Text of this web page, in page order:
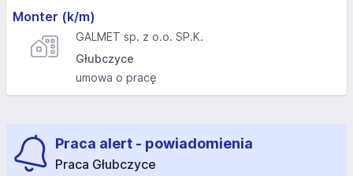
Monter (k/m)
GALMET sp. z o.o. SP.K.
Głubczyce
umowa o pracę
Praca alert - powiadomienia
Praca Głubczyce